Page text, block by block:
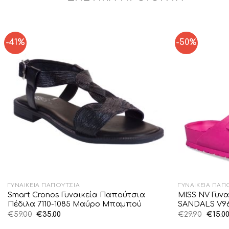
-41%
ΓΥΝΑΙΚΕΊΑ ΠΑΠΟΎΤΣΙΑ
Smart Cronos Γυναικεία Παπούτσια
Πέδιλα 7110-1085 Μαύρο Μπαμπού
€59.00 Original
€35.00
-50%
ΓΥΝΑΙΚΕΊΑ
MISS NV
SANDALS
€29.90 €15.00